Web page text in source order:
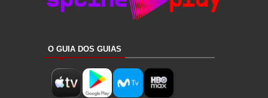
O GUIA DOS GUIAS